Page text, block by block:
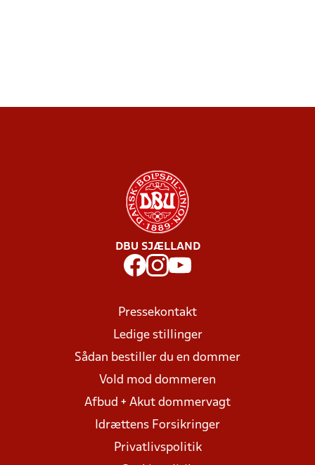
DBU SJÆLLAND
Pressekontakt
Ledige stillinger
Sådan bestiller du en dommer
Vold mod dommeren
Afbud + Akut dommervagt
Idrættens Forsikringer
Privatlivspolitik